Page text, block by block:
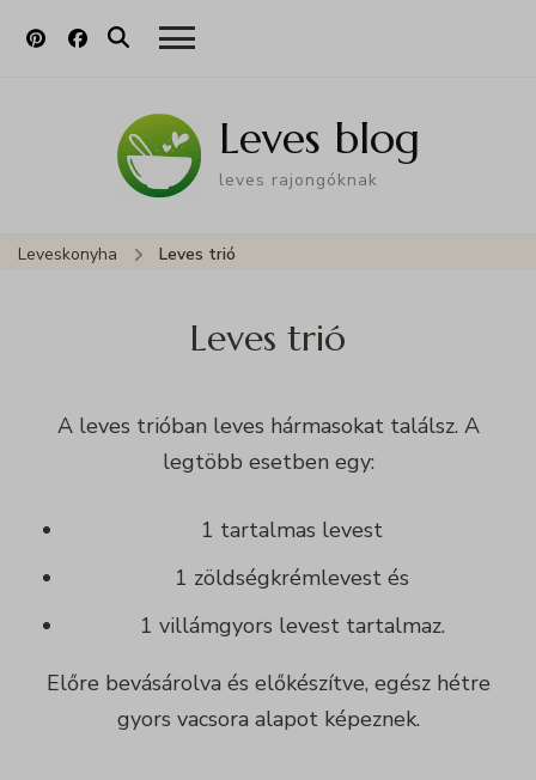
Leves blog
leves rajongóknak
Leveskonyha Leves trió
Leves trió
A leves trióban leves hármasokat találsz. A
legtöbb esetben egy:
1 tartalmas levest
1 zöldségkrémlevest és
1 villámgyors levest tartalmaz.
Előre bevásárolva és előkészítve, egész hétre
gyors vacsora alapot képeznek.